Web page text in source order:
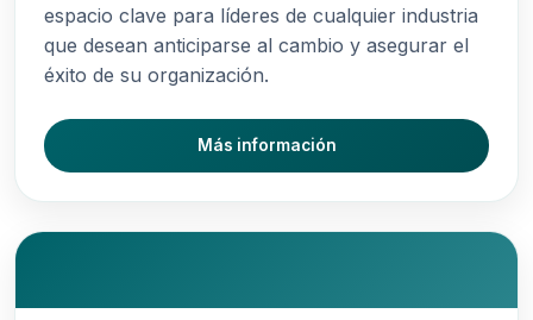
espacio clave para líderes de cualquier industria
que desean anticiparse al cambio y asegurar el
éxito de su organización.
Más información